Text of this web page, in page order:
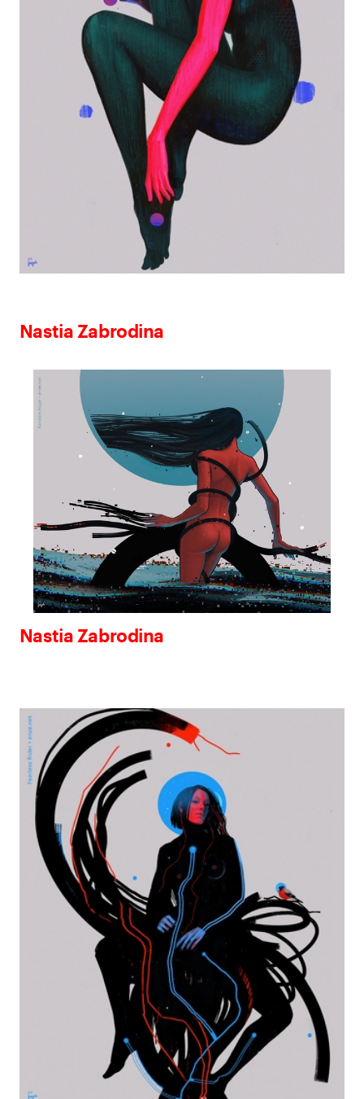
Nastia Zabrodina
Nastia Zabrodina